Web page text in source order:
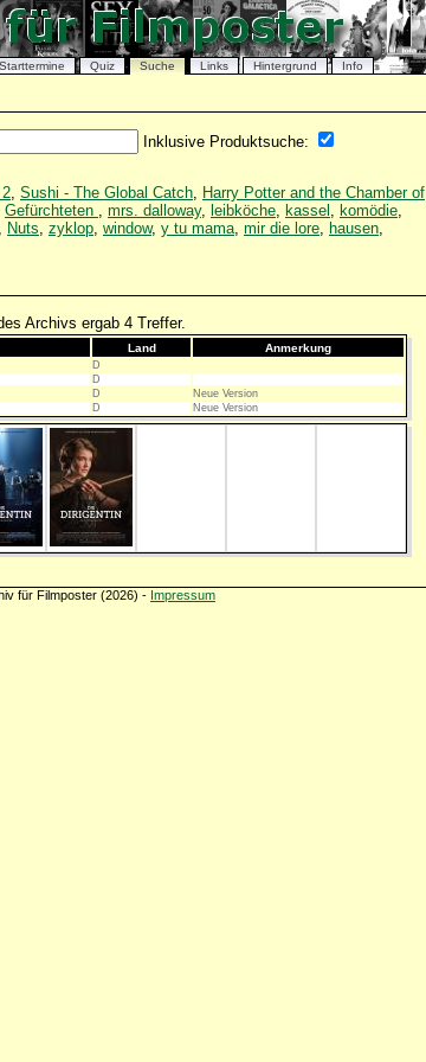
Starttermine Quiz Suche Links Hintergrund Info
Inklusive Produktsuche:
, Sushi - The Global Catch, Harry Potter and the Chamber of
Gefürchteten , mrs. dalloway, leibköche, kassel , komödie,
Nuts, zyklop, window, y tu mama, mir die lore, hausen,
Archivs ergab 4 Treffer.
Land Anmerkung
D
D
D
Neue Version
D Neue Version
für Filmposter (2026) - Impressum